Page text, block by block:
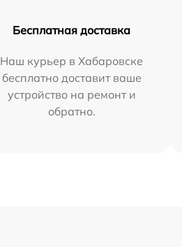
Бесплатная доставка
Наш курьер в Хабаровске
бесплатно доставит ваше
устройство на ремонт и
обратно.